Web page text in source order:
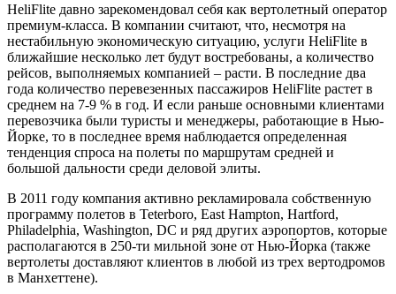
HeliFlite давно зарекомендовал себя как вертолетный оператор
премиум-класса. В компании считают, что, несмотря на
нестабильную экономическую ситуацию, услуги HeliFlite в
ближайшие несколько лет будут востребованы, а количество
рейсов, выполняемых компанией – расти. В последние два
года количество перевезенных пассажиров HeliFlite растет в
среднем на 7-9 % в год. И если раньше основными клиентами
перевозчика были туристы и менеджеры, работающие в Нью-
Йорке, то в последнее время наблюдается определенная
тенденция спроса на полеты по маршрутам средней и
большой дальности среди деловой элиты.
В 2011 году компания активно рекламировала собственную
программу полетов в Teterboro, East Hampton, Hartford,
Philadelphia, Washington, DC и ряд других аэропортов, которые
располагаются в 250-ти мильной зоне от Нью-Йорка (также
вертолеты доставляют клиентов в любой из трех вертодромов
в Манхеттене).